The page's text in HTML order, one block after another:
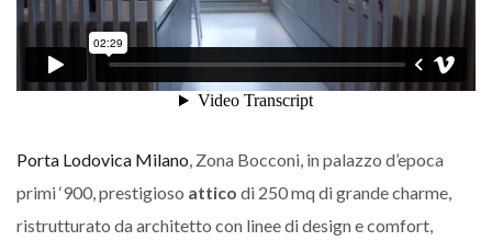
Porta Lodovica Milano, Zona Bocconi, in palazzo d’epoca
primi ‘900, prestigioso attico di 250 mq di grande charme,
ristrutturato da architetto con linee di design e comfort,